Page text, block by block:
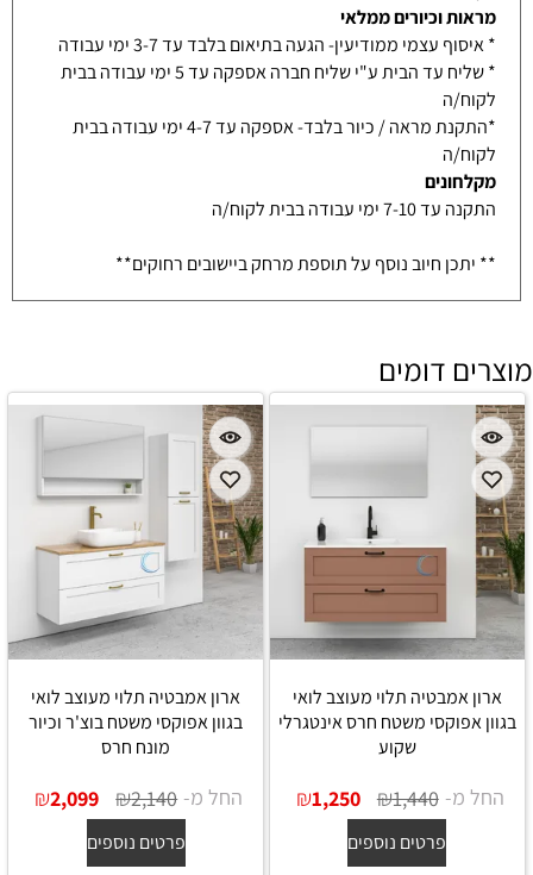
מראות וכיורים ממלאי
* איסוף עצמי ממודיעין- הגעה בתיאום בלבד עד 3-7 ימי עבודה
* שליח עד הבית ע"י שליח חברה אספקה עד 5 ימי עבודה בבית
לקוח/ה
*התקנת מראה / כיור בלבד- אספקה עד 4-7 ימי עבודה בבית
לקוח/ה
מקלחונים
התקנה עד 7-10 ימי עבודה בבית לקוח/ה
** יתכן חיוב נוסף על תוספת מרחק ביישובים רחוקים**
מוצרים דומים
ארון אמבטיה תלוי מעוצב לואי
בגוון אפוקסי משטח חרס אינטגרלי
שקוע
החל מ- ₪1,440
₪1,250
פרטים נוספים
ארון אמבטיה תלוי מעוצב לואי
בגוון אפוקסי משטח בוצ'ר וכיור
מונח חרס
החל מ- ₪2,140
₪2,099
פרטים נוספים